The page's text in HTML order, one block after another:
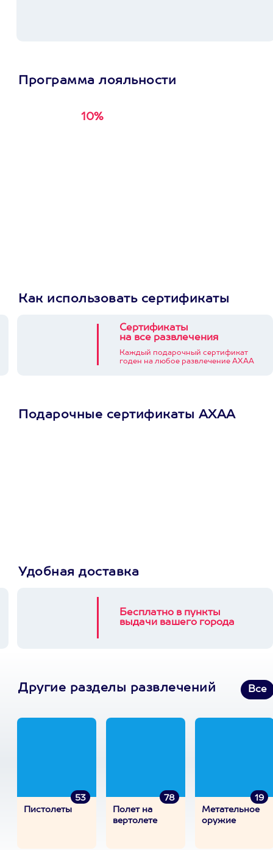
Программа лояльности
10%
Как использовать сертификаты
Сертификаты
на все развлечения
Каждый подарочный сертификат
годен на любое развлечение АХАА
Подарочные сертификаты АХАА
Удобная доставка
Бесплатно в пункты
выдачи вашего города
Другие разделы развлечений Все
53
Пистолеты
78
Полет на
вертолете
19
Метательное
оружие